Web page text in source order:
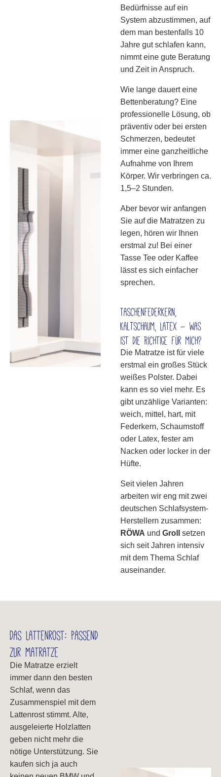
Bedürfnisse auf ein
System abzustimmen, auf
dem man bestenfalls 10
Jahre gut schlafen kann,
nimmt eine gute Beratung
und Zeit in Anspruch.
Wie lange dauert eine
Bettenberatung? Eine
professionelle Lösung, ob
präventiv oder bei ersten
Schmerzen, bedeutet
immer eine ganzheitliche
Aufnahme von Ihrem
Körper. Wir verbringen ca.
1,5–2 Stunden.
Aber bevor wir anfangen
Sie auf die Matratzen zu
legen, hören wir Ihnen
erstmal zu! Bei einer
Tasse Tee oder Kaffee
lässt es sich einfacher
sprechen.
Taschenfederkern,
Kaltschaum, Latex – was
ist die Richtige für mich?
Die Matratze ist für viele
erstmal ein großes Stück
weißes Polster. Dabei
kann es so viel mehr. Es
gibt unzählige Varianten:
weich, mittel, hart, mit
Federkern, Schaumstoff
oder Latex, fester am
Nacken oder locker in der
Hüfte.
Seit vielen Jahren
arbeiten wir eng mit zwei
deutschen Schlafsystem-
Herstellern zusammen:
RÖWA und Groll
setzen
sich seit Jahren intensiv
mit dem Thema Schlaf
auseinander.
Das Lattenrost: passend
zur Matratze
Die Matratze erzielt
immer dann den besten
Schlaf, wenn das
Zusammenspiel mit dem
Lattenrost stimmt. Alte,
ausgeleierte Holzlatten
geben nicht mehr die
nötige Unterstützung. Sie
kaufen sich ja auch